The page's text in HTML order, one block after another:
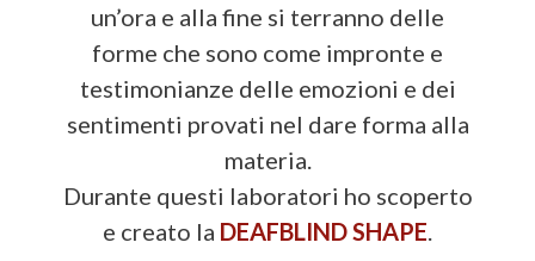
un’ora e alla fine si terranno delle
forme che sono come impronte e
testimonianze delle emozioni e dei
sentimenti provati nel dare forma alla
materia.
Durante questi laboratori ho scoperto
e creato la DEAFBLIND SHAPE.